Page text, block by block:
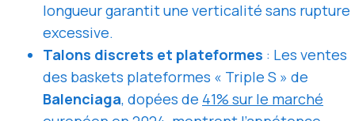
longueur garantit une verticalité sans rupture
excessive.
Talons discrets et plateformes : Les ventes
des baskets plateformes « Triple S » de
Balenciaga, dopées de 41% sur le marché